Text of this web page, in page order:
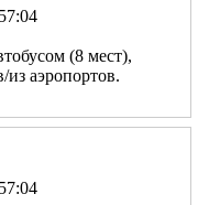
(8 мест),
из аэропортов.